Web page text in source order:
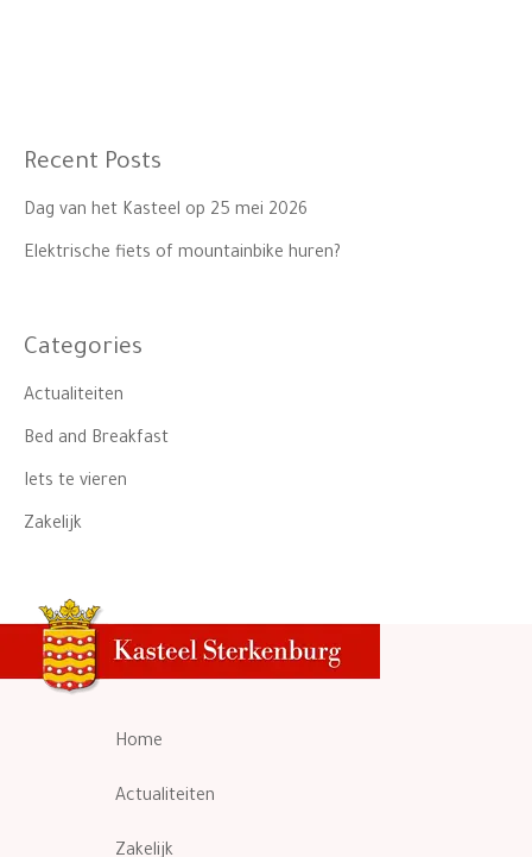
Recent Posts
Dag van het Kasteel op 25 mei 2026
Elektrische fiets of mountainbike huren?
Categories
Actualiteiten
Bed and Breakfast
Iets te vieren
Zakelijk
Home
Actualiteiten
Zakelijk